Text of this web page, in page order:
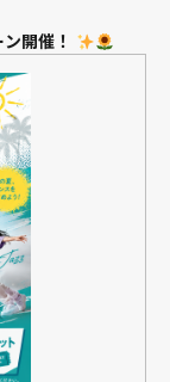
開催！